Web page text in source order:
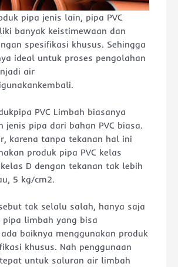
pipa jenis lain, pipa PVC
banyak keistimewaan dan
spesifikasi khusus. Sehingga
ideal untuk proses pengolahan
air
PVC Limbah biasanya
jenis pipa dari bahan PVC biasa.
karena tanpa tekanan hal ini
produk pipa PVC kelas
D dengan tekanan tak lebih
5 kg/cm2.
tak selalu salah, hanya saja
limbah yang bisa
baiknya menggunakan produk
khusus. Nah penggunaan
untuk saluran air limbah